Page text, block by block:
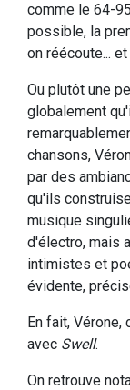
comme le 64-
possible, la
on réécoute...
Ou plutôt une
globalement
chansons,
par des
qu'ils
musique
d'électro, mais
intimistes et
évidente,
En fait, Vérone,
avec Swell.
On retrouve